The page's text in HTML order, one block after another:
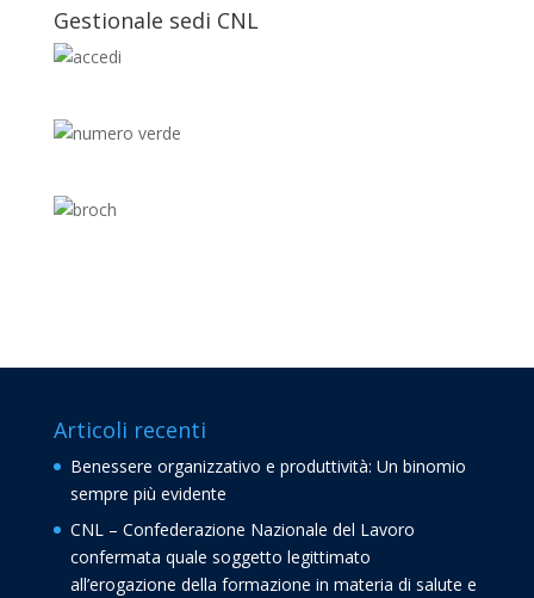
Gestionale sedi CNL
Articoli recenti
Benessere organizzativo e produttività: Un binomio
sempre più evidente
CNL – Confederazione Nazionale del Lavoro
confermata quale soggetto legittimato
all’erogazione della formazione in materia di salute e